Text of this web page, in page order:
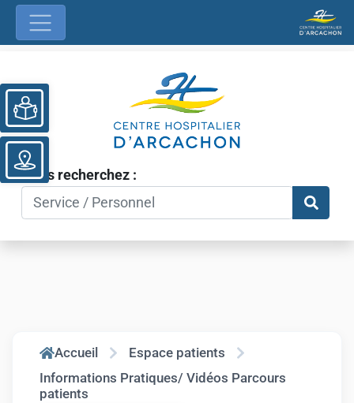
Vous recherchez :
Ouvrir la barre d’outils
Accueil
Espace patients
Informations Pratiques/ Vidéos Parcours
patients